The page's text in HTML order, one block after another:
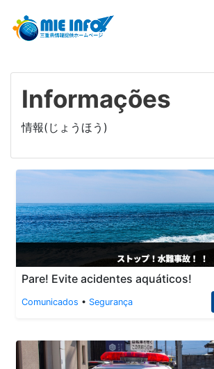
Informações
情報(じょうほう)
Pare! Evite acidentes aquáticos!
Comunicados • Segurança